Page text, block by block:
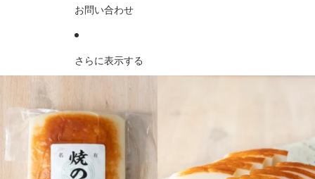
お問い合わせ
さらに表示する
商品情報にスキップ